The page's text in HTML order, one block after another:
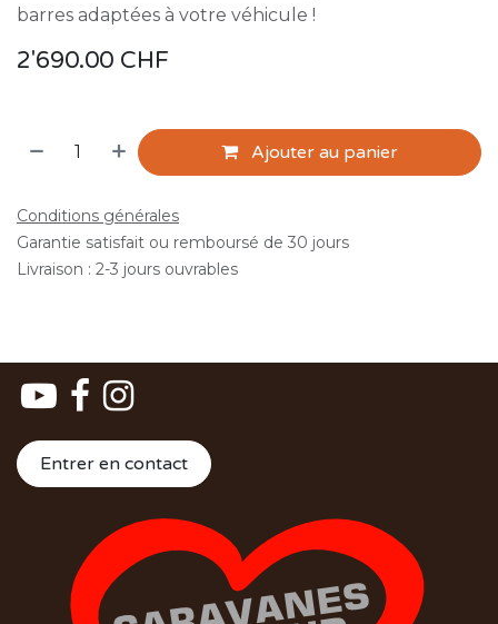
barres adaptées à votre véhicule !
2'690.00 CHF
Ajouter au panier
Conditions générales
Garantie satisfait ou remboursé de 30 jours
Livraison : 2-3 jours ouvrables
Entrer en contact